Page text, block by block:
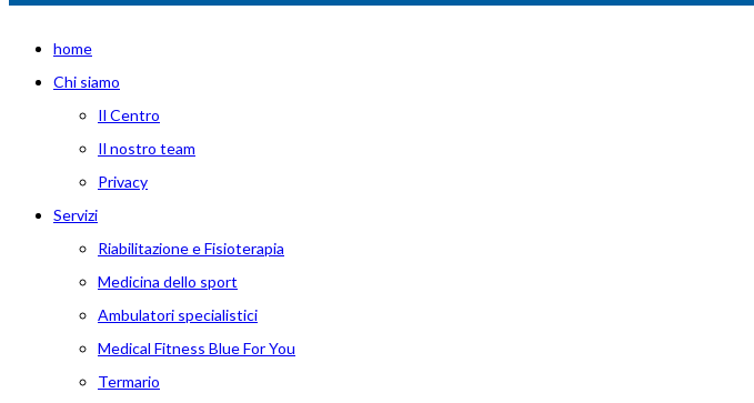
home
Chi siamo
Il Centro
Il nostro team
Privacy
Servizi
Riabilitazione e Fisioterapia
Medicina dello sport
Ambulatori specialistici
Medical Fitness Blue For You
Termario